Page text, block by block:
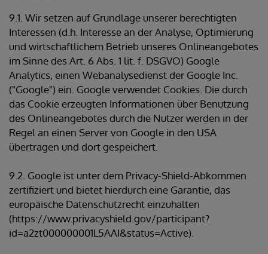
9.1. Wir setzen auf Grundlage unserer berechtigten
Interessen (d.h. Interesse an der Analyse, Optimierung
und wirtschaftlichem Betrieb unseres Onlineangebotes
im Sinne des Art. 6 Abs. 1 lit. f. DSGVO) Google
Analytics, einen Webanalysedienst der Google Inc.
("Google") ein. Google verwendet Cookies. Die durch
das Cookie erzeugten Informationen über Benutzung
des Onlineangebotes durch die Nutzer werden in der
Regel an einen Server von Google in den USA
übertragen und dort gespeichert.
9.2. Google ist unter dem Privacy-Shield-Abkommen
zertifiziert und bietet hierdurch eine Garantie, das
europäische Datenschutzrecht einzuhalten
(https://www.privacyshield.gov/participant?
id=a2zt000000001L5AAI&status=Active).